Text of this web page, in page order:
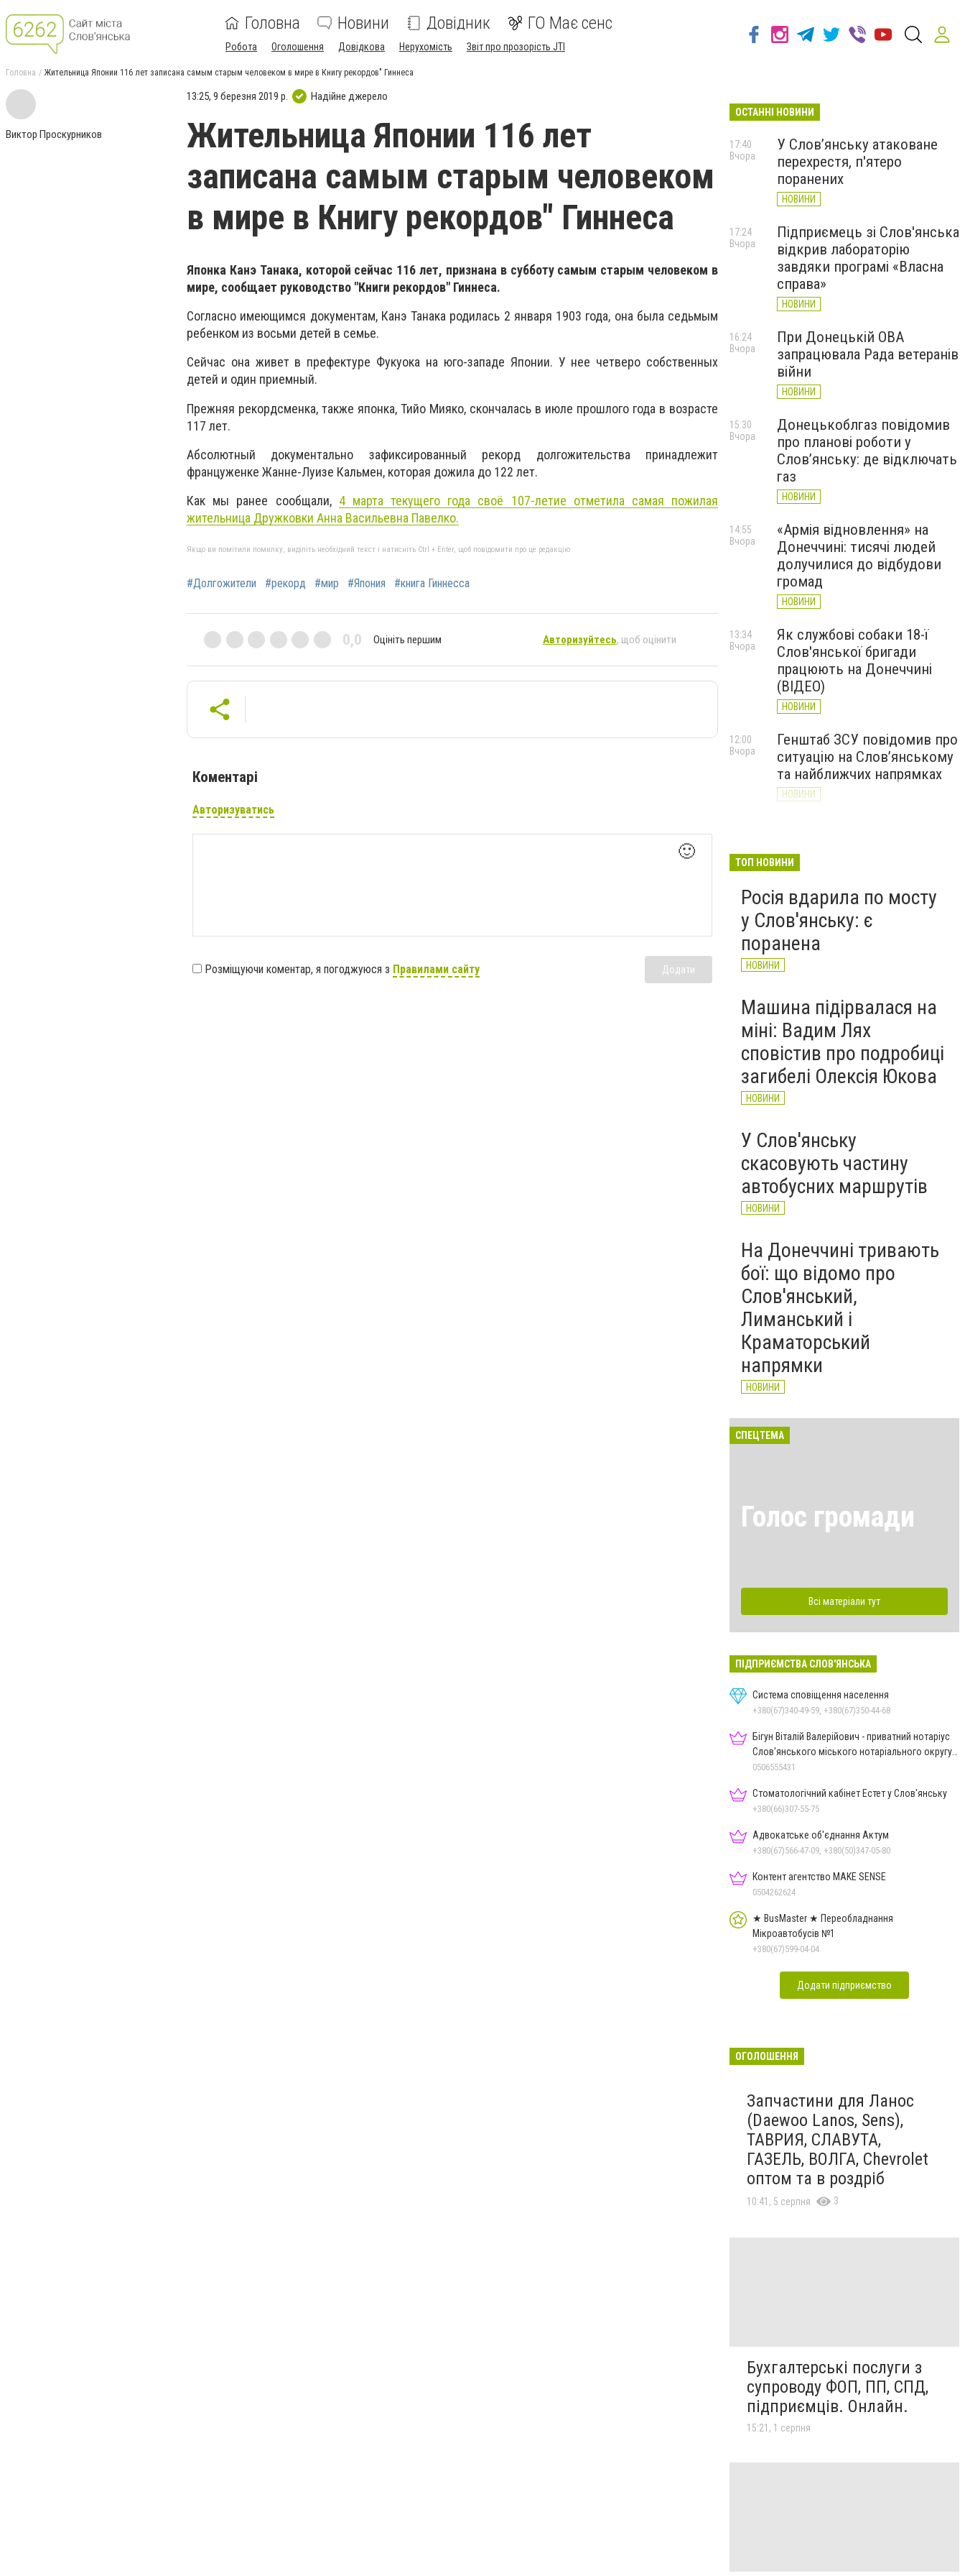
Головна Новини Довідник ГО Має сенс
Робота Оголошення Довідкова Нерухомість Звіт про прозорість JTI
Головна Жительница Японии 116 лет записана самым старым человеком в мире в Книгу рекордов" Гиннеса
Виктор Проскурников
13:25, 9 березня 2019 р. Надійне джерело
Жительница Японии 116 лет
записана самым старым человеком
в мире в Книгу рекордов" Гиннеса
Японка Канэ Танака, которой сейчас 116 лет, признана в субботу самым старым человеком в
мире, сообщает руководство "Книги рекордов" Гиннеса.
Согласно имеющимся документам, Канэ Танака родилась 2 января 1903 года, она была седьмым
ребенком из восьми детей в семье.
Сейчас она живет в префектуре Фукуока на юго-западе Японии. У нее четверо собственных
детей и один приемный.
Прежняя рекордсменка, также японка, Тийо Мияко, скончалась в июле прошлого года в возрасте
117 лет.
Абсолютный документально зафиксированный рекорд долгожительства принадлежит
француженке Жанне-Луизе Кальмен, которая дожила до 122 лет.
Как мы ранее сообщали, 4 марта текущего года своё 107-летие отметила самая пожилая
жительница Дружковки Анна Васильевна Павелко.
Якщо ви помітили помилку, виділіть необхідний текст і натисніть Ctrl + Enter, щоб повідомити про це редакцію
#Долгожители #рекорд #мир #Япония #книга Гиннесса
0,0 Оцініть першим Авторизуйтесь, щоб оцінити
Коментарі
Авторизуватись
🙂
Розміщуючи коментар, я погоджуюся з Правилами сайту Додати
ОСТАННІ НОВИНИ
У Слов’янську атаковане
перехрестя, п'ятеро
поранених
НОВИНИ
17:40
Вчора
Підприємець зі Слов'янська
відкрив лабораторію
завдяки програмі «Власна
справа»
НОВИНИ
17:24
Вчора
При Донецькій ОВА
запрацювала Рада ветеранів
війни
НОВИНИ
16:24
Вчора
Донецькоблгаз повідомив
про планові роботи у
Слов’янську: де відключать
газ
НОВИНИ
15:30
Вчора
«Армія відновлення» на
Донеччині: тисячі людей
долучилися до відбудови
громад
НОВИНИ
14:55
Вчора
Як службові собаки 18-ї
Слов'янської бригади
працюють на Донеччині
(ВІДЕО)
НОВИНИ
13:34
Вчора
Генштаб ЗСУ повідомив про
ситуацію на Слов’янському
та найближчих напрямках
НОВИНИ
12:00
Вчора
великої війни: 7 серпня
ТОП НОВИНИ
Росія вдарила по мосту
у Слов'янську: є
поранена
НОВИНИ
Машина підірвалася на
міні: Вадим Лях
сповістив про подробиці
загибелі Олексія Юкова
НОВИНИ
У Слов'янську
скасовують частину
автобусних маршрутів
НОВИНИ
На Донеччині тривають
бої: що відомо про
Слов'янський,
Лиманський і
Краматорський
напрямки
НОВИНИ
СПЕЦТЕМА
Голос громади
Всі матеріали тут
ПІДПРИЄМСТВА СЛОВ'ЯНСЬКА
Система сповіщення населення
+380(67)340-49-59, +380(67)350-44-68
Бігун Віталій Валерійович - приватний нотаріус
Слов'янського міського нотаріального округу
Дон.обл.
0506555431
Стоматологічний кабінет Естет у Слов'янську
+380(66)307-55-75
Адвокатське об'єднання Актум
+380(67)566-47-09, +380(50)347-05-80
Контент агентство MAKE SENSE
0504262624
★ BusMaster ★ Переобладнання
Мікроавтобусів №1
+380(67)599-04-04
Додати підприємство
ОГОЛОШЕННЯ
Запчастини для Ланос
(Daewoo Lanos, Sens),
ТАВРИЯ, СЛАВУТА,
ГАЗЕЛЬ, ВОЛГА, Chevrolet
оптом та в роздріб
10:41, 5 серпня 3
Бухгалтерські послуги з
супроводу ФОП, ПП, СПД,
підприємців. Онлайн.
15:21, 1 серпня